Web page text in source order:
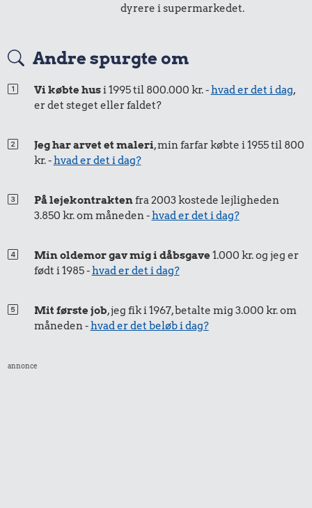
44 kr.
100 g garn
Tyggegummi
10 kg gas
Hotdog
i 2014
dyrere i supermarkedet.
Andre spurgte om
Vi købte husi 1995 til 800.000 kr. -hvad er det i dag,
er det steget eller faldet?
Jeg har arvet et maleri, min farfar købte i 1955 til 800
kr. -hvad er det i dag?
På lejekontraktenfra 2003 kostede lejligheden
3.850 kr. om måneden -hvad er det i dag?
Min oldemor gav mig i dåbsgave1.000 kr. og jeg er
født i 1985 -hvad er det i dag?
Mit første job, jeg fik i 1967, betalte mig 3.000 kr. om
måneden -hvad er det beløb i dag?
annonce